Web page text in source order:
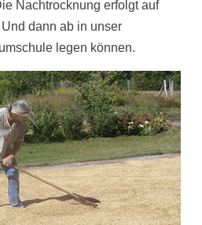
Nachtrocknung erfolgt auf
dann ab in unser
legen können.